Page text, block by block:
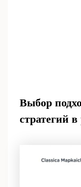
Выбор
стратегий